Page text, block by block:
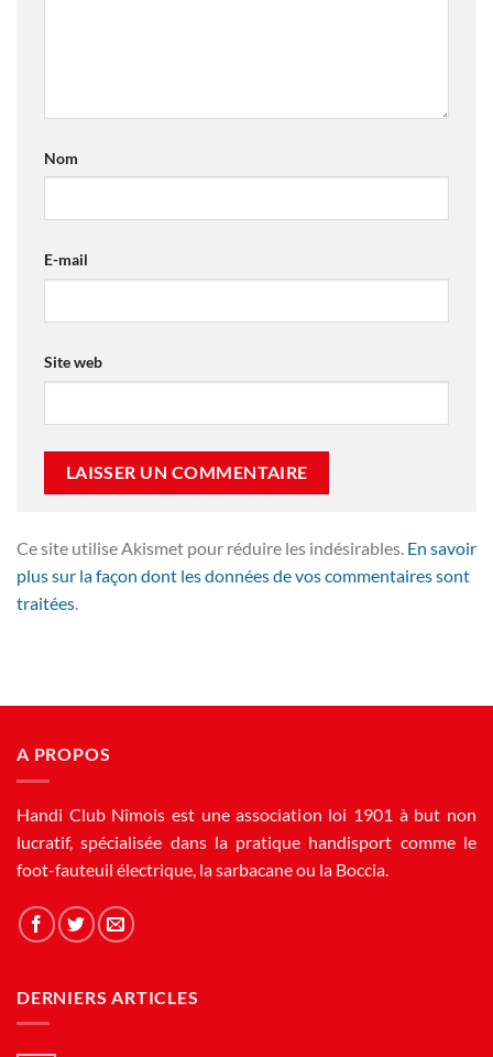
Nom
E-mail
Site web
Ce site utilise Akismet pour réduire les indésirables. En savoir
plus sur la façon dont les données de vos commentaires sont
traitées.
A PROPOS
Handi Club Nîmois est une association loi 1901 à but non
lucratif, spécialisée dans la pratique handisport comme le
foot-fauteuil électrique, la sarbacane ou la Boccia.
DERNIERS ARTICLES